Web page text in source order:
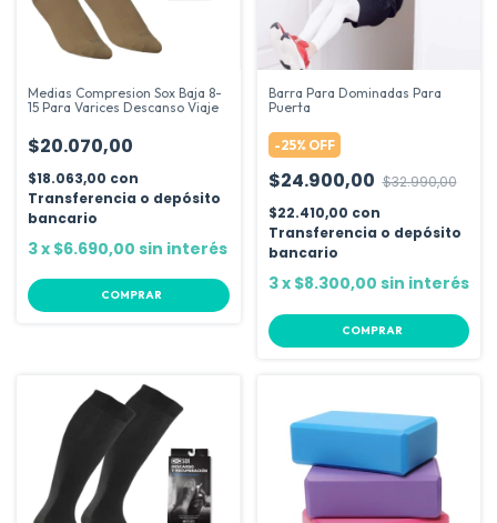
Medias Compresion Sox Baja 8-
15 Para Varices Descanso Viaje
$20.070,00
$18.063,00 con
Transferencia o depósito
bancario
3x $6.690,00 sin interés
COMPRAR
Barra Para Dominadas Para
Puerta
-25% OFF
$24.900,00 $32.990,00
$22.410,00 con
Transferencia o depósito
bancario
3x $8.300,00 sin interés